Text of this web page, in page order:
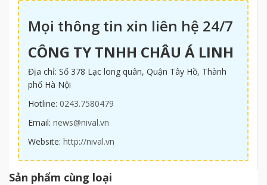
Mọi thông tin xin liên hệ 24/7
CÔNG TY TNHH CHÂU Á LINH
Địa chỉ: Số 378 Lạc long quân, Quận Tây Hồ, Thành
phố Hà Nội
Hotline: 0243.7580479
Email: news@nival.vn
Website: http://nival.vn
Sản phẩm cùng loại